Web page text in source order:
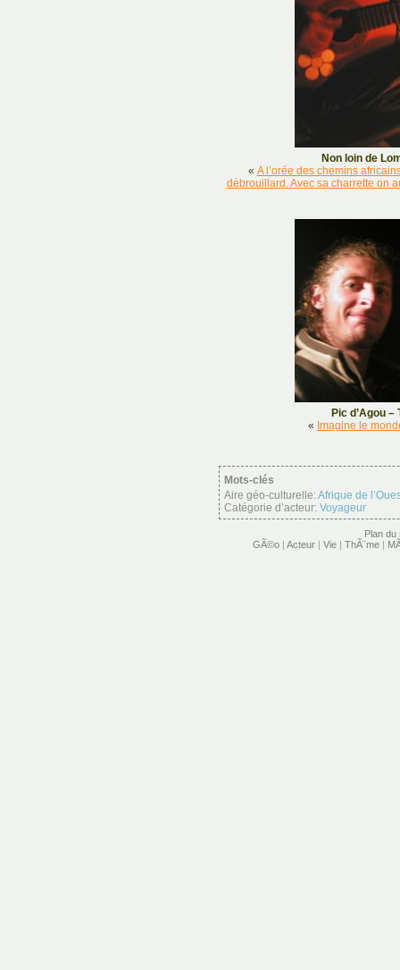
Non loin de
« A l’orée des chemins
débrouillard. Avec sa charrette on
Pic d’Agou –
« Imagine le
Mots-clés
Aire géo-culturelle:Afrique de
Catégorie d’acteur: Voyageur
Plan du
GÃ©o | Acteur | Vie | ThÃ¨me |